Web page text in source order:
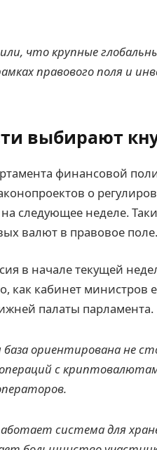
что крупные
правового поля и
выбирают
финансовой
о
следующее неделе.
валют в правовое
в начале текущей
как кабинет министров
палаты парламента.
ориентирована не
с
система для